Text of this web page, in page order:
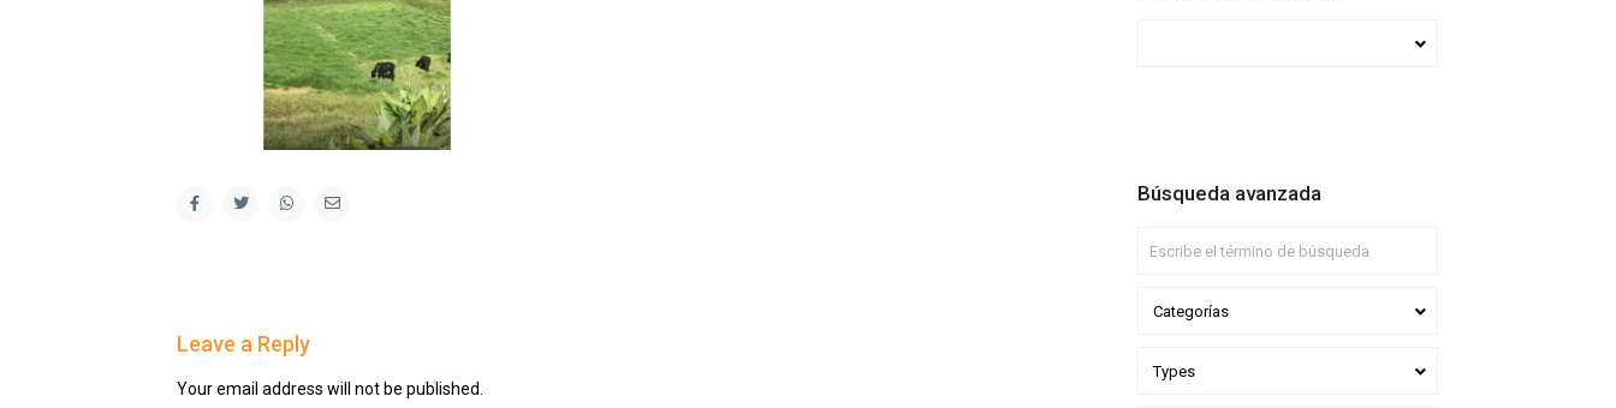
Leave a Reply
Your email address will not be published.
Búsqueda avanzada
Categorías
Types